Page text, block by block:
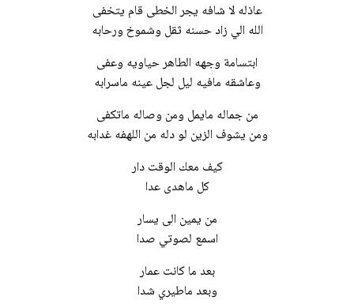
عاذله لا شافه يجر الخطى قام يتخفى
الله الي زاد حسنه ثقل وشموخ ورحابه
ابتسامة وجهه الطاهر حياويه وعفى
وعاشقه مافيه ليل لجل عينه ماسرابه
من جماله مايمل ومن وصاله ماتكفى
ومن يشوف الزين لو دله من اللهفه غدابه
كيف معك الوقت دار
كل ماهدى عدا
من يمين الى يسار
اسمع لصوتي صدا
بعد ما كانت عمار
وبعد ماطيري شدا